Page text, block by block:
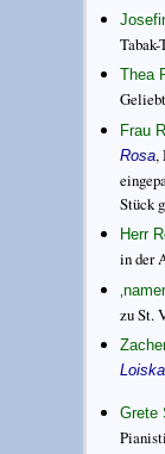
Thea
Frau
Rosa,
Stück
Herr
in der
zu St.
Grete